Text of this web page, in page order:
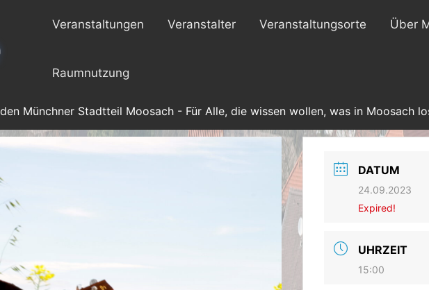
Veranstaltungen Veranstalter Veranstaltungsorte Über
Raumnutzung
Münchner Stadtteil Moosach - Für Alle, die wissen wollen, was in Moosach
DATUM
24.09.2023
Expired!
UHRZEIT
15:00